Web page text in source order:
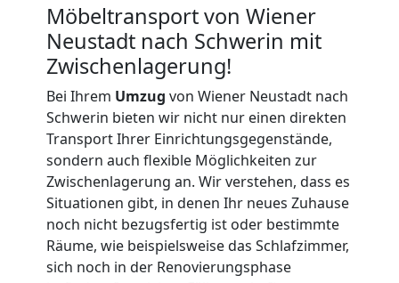
Möbeltransport von Wiener
Neustadt nach Schwerin mit
Zwischenlagerung!
Bei Ihrem Umzug von Wiener Neustadt nach
Schwerin bieten wir nicht nur einen direkten
Transport Ihrer Einrichtungsgegenstände,
sondern auch flexible Möglichkeiten zur
Zwischenlagerung an. Wir verstehen, dass es
Situationen gibt, in denen Ihr neues Zuhause
noch nicht bezugsfertig ist oder bestimmte
Räume, wie beispielsweise das Schlafzimmer,
sich noch in der Renovierungsphase
Neustadt
Umzug
und
Lagerung
Wiener